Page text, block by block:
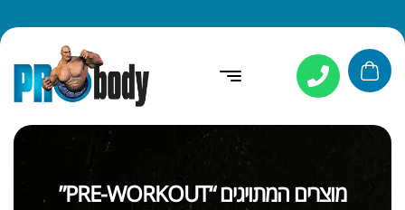
מוצרים המתויגים “PRE-WORKOUT”